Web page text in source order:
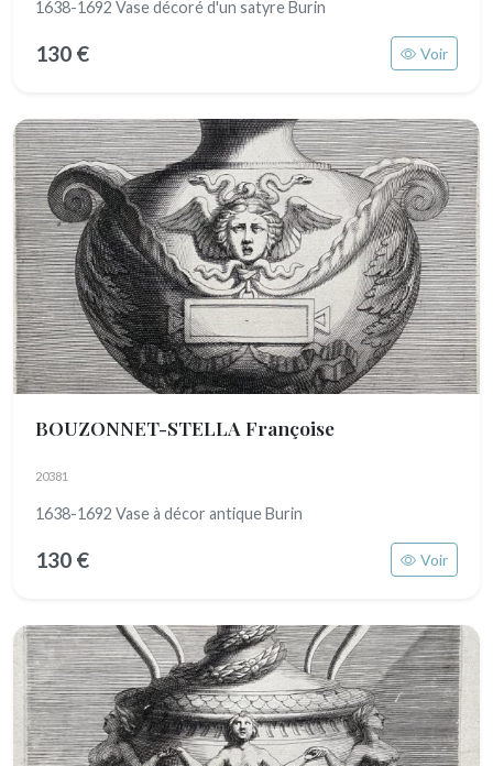
1638-1692 Vase décoré d'un satyre Burin
130 € Voir
BOUZONNET-STELLA Françoise
20381
1638-1692 Vase à décor antique Burin
130 € Voir